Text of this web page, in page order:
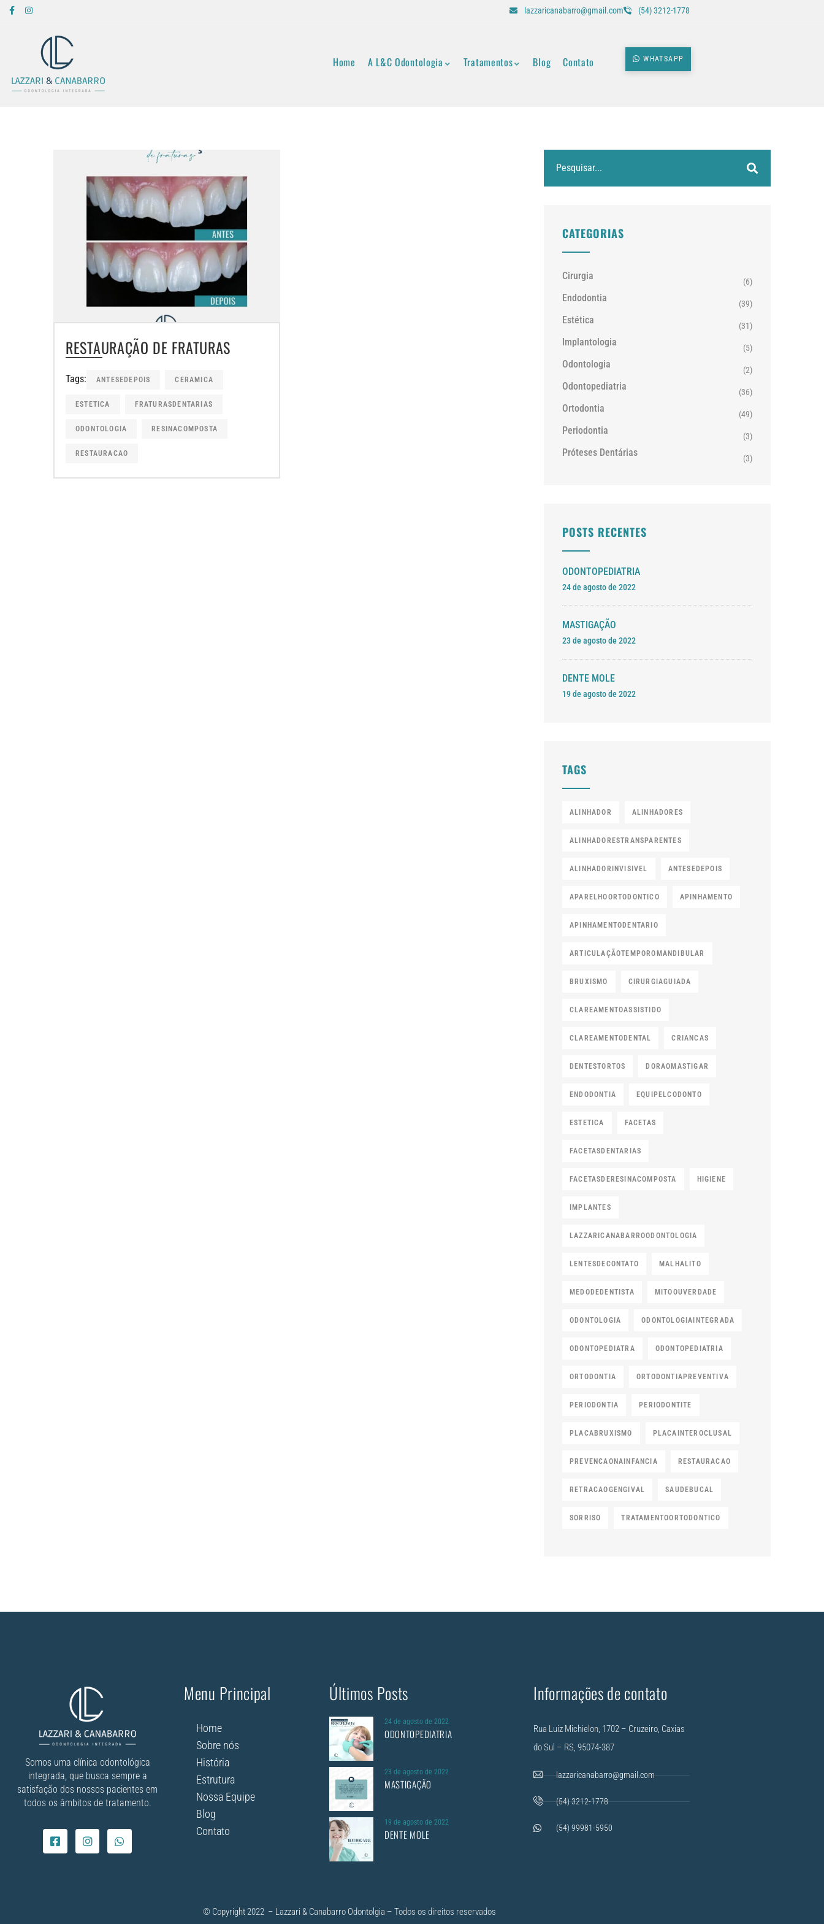
lazzaricanabarro@gmail.com (54) 3212-1778
Home A L&C Odontologia Tratamentos Blog Contato WHATSAPP
RESTAURAÇÃO DE FRATURAS
Tags: ANTESEDEPOIS CERAMICA
ESTETICA FRATURASDENTARIAS
ODONTOLOGIA RESINACOMPOSTA
RESTAURACAO
CATEGORIAS
Cirurgia (6)
Endodontia (39)
Estética (31)
Implantologia (5)
Odontologia (2)
Odontopediatria (36)
Ortodontia (49)
Periodontia (3)
Próteses Dentárias (3)
POSTS RECENTES
ODONTOPEDIATRIA
24 de agosto de 2022
MASTIGAÇÃO
23 de agosto de 2022
DENTE MOLE
19 de agosto de 2022
TAGS
ALINHADOR ALINHADORES
ALINHADORESTRANSPARENTES
ALINHADORINVISIVEL ANTESEDEPOIS
APARELHOORTODONTICO APINHAMENTO
APINHAMENTODENTARIO
ARTICULAÇÃOTEMPOROMANDIBULAR
BRUXISMO CIRURGIAGUIADA
CLAREAMENTOASSISTIDO
CLAREAMENTODENTAL CRIANCAS
DENTESTORTOS DORAOMASTIGAR
ENDODONTIA EQUIPELCODONTO
ESTETICA FACETAS
FACETASDENTARIAS
FACETASDERESINACOMPOSTA HIGIENE
IMPLANTES
LAZZARICANABARROODONTOLOGIA
LENTESDECONTATO MALHALITO
MEDODEDENTISTA MITOOUVERDADE
ODONTOLOGIA ODONTOLOGIAINTEGRADA
ODONTOPEDIATRA ODONTOPEDIATRIA
ORTODONTIA ORTODONTIAPREVENTIVA
PERIODONTIA PERIODONTITE
PLACABRUXISMO PLACAINTEROCLUSAL
PREVENCAONAINFANCIA RESTAURACAO
RETRACAOGENGIVAL SAUDEBUCAL
SORRISO TRATAMENTOORTODONTICO
Somos uma clínica odontológica
integrada, que busca sempre a
satisfação dos nossos pacientes em
todos os âmbitos de tratamento.
Menu Principal
Home
Sobre nós
História
Estrutura
Nossa Equipe
Blog
Contato
Últimos Posts
24 de agosto de 2022
ODONTOPEDIATRIA
23 de agosto de 2022
MASTIGAÇÃO
19 de agosto de 2022
DENTE MOLE
Informações de contato
Rua Luiz Michielon, 1702 – Cruzeiro, Caxias
do Sul – RS, 95074-387
lazzaricanabarro@gmail.com
(54) 3212-1778
(54) 99981-5950
© Copyright 2022 – Lazzari & Canabarro Odontolgia – Todos os direitos reservados